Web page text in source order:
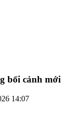
bối cảnh mới
14:07